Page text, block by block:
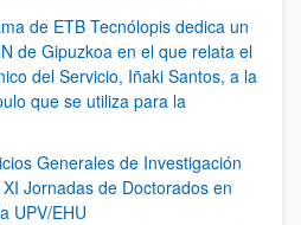
de ETB Tecnólopis dedica un
de Gipuzkoa en el que relata el
del Servicio, Iñaki Santos, a la
que se utiliza para la
Generales de Investigación
Jornadas de Doctorados en
UPV/EHU